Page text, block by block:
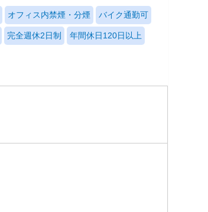
オフィス内禁煙・分煙 バイク通勤可
完全週休2日制 年間休日120日以上